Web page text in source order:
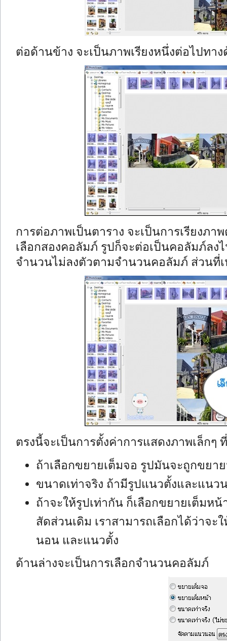
ต่อด้านข้าง จะเป็นภาพเรียงหนึ่งต่อไปทา
การต่อภาพเป็นตาราง จะเป็นการเรียงภ
เลือกสองคอลัมภ์ รูปก็จะต่อเป็นคอลัมภ์ล
จำนวนไม่ลงตัวตามจำนวนคอลัมภ์ ส่วนที่เ
ตรงนี้จะเป็นการตั้งค่าการแสดงภาพเล็ก
ถ้าเลือกขยายเต็มจอ รูปมันจะถูกขยา
ขนาดเท่าจริง ถ้ามีรูปแนวตั้งและแนว
ถ้าจะให้รูปเท่ากัน ก็เลือกขยายเต็มห
สัดส่วนเดิม เราสามารถเลือกได้ว่าจ
นอน และแนวตั้ง
ด้านล่างจะเป็นการเลือกจำนวนคอลัมภ์